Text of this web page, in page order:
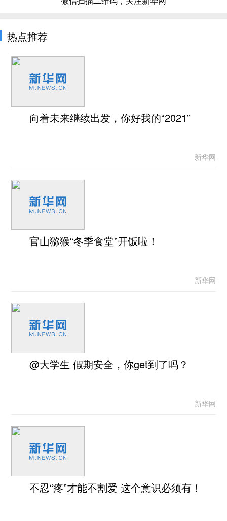
热点推荐
向着未来继续出发，你好我的“2021”
新华网
官山猕猴“冬季食堂”开饭啦！
新华网
@大学生 假期安全，你get到了吗？
新华网
不忍“疼”才能不割爱 这个意识必须有！